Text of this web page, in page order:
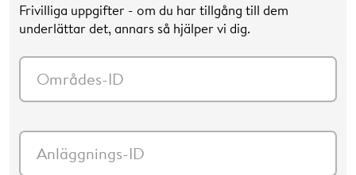
Frivilliga uppgifter - om du har tillgång till dem
underlättar det, annars så hjälper vi dig.
Områdes-ID
Anläggnings-ID